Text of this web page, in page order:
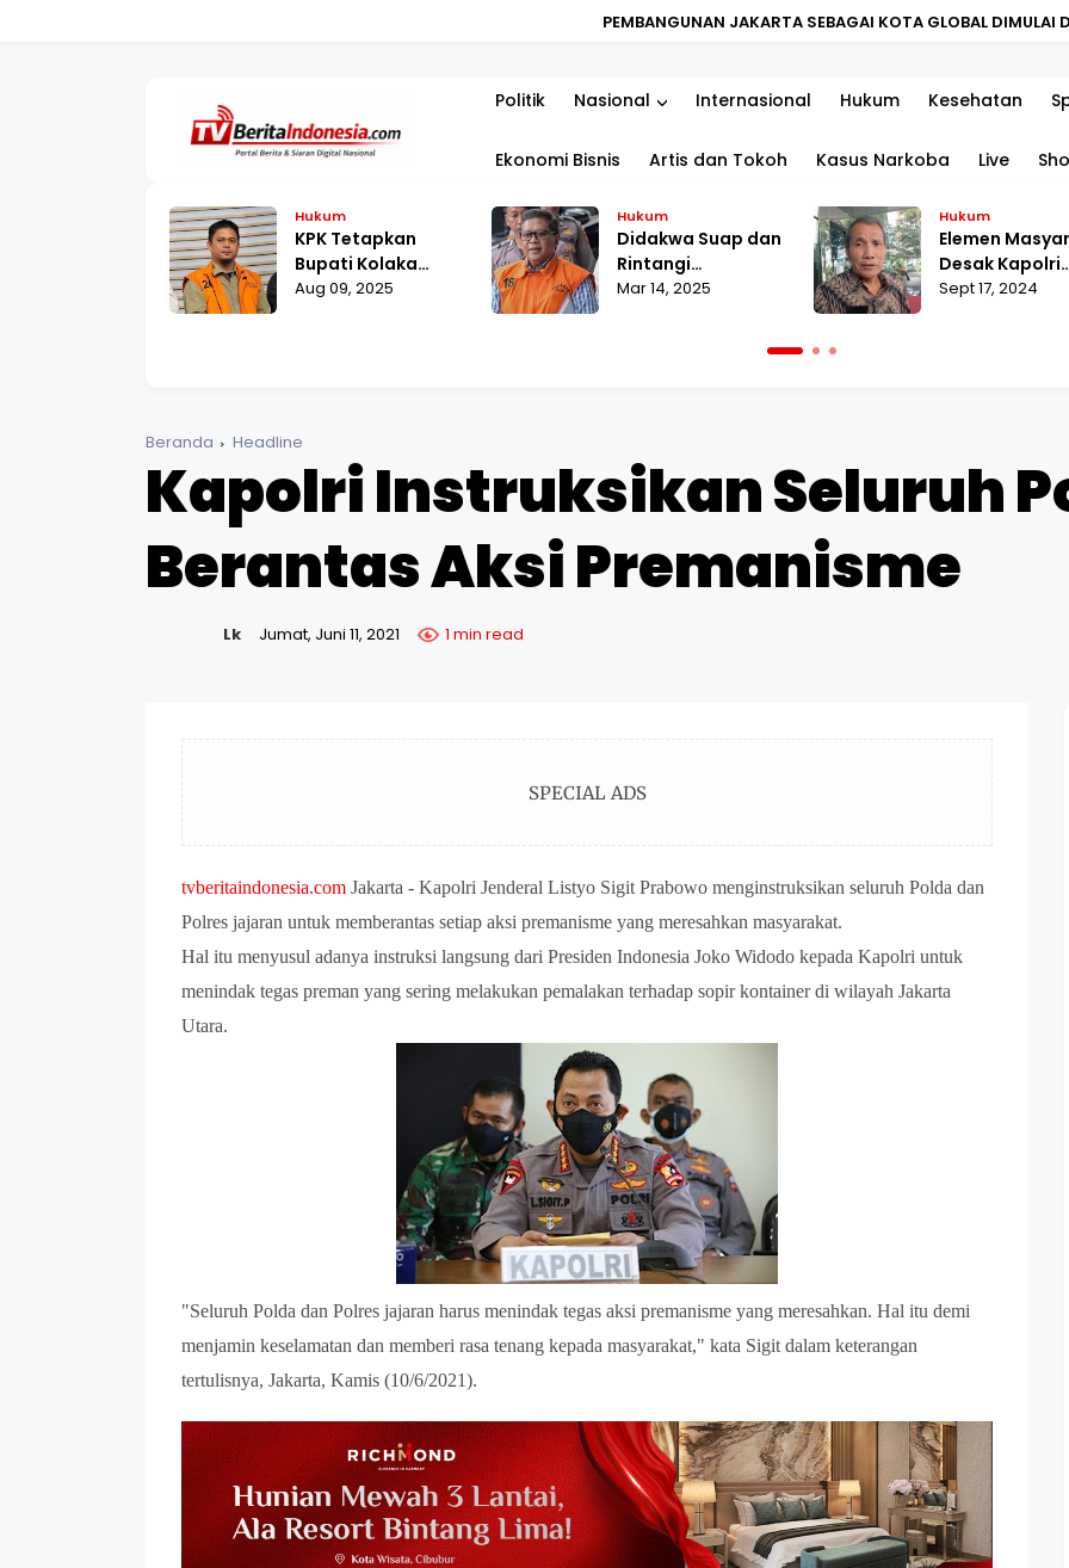
PEMBANGUNAN JAKARTA SEBAGAI KOTA GLOBAL DIMULAI DARI PENGUATAN
Politik Nasional Internasional Hukum Kesehatan
Ekonomi Bisnis Artis dan Tokoh Kasus Narkoba Live
Hukum
KPK Tetapkan
Bupati Kolaka
Timur sebagai
Aug 09, 2025
Hukum
Didakwa Suap dan
Rintangi
Penyidikan, Hasto
Mar 14, 2025
Hukum
Elemen
Desak Kapolri
Tuntaskan
Sept 17, 2024
Beranda Headline
Kapolri Instruksikan Seluruh
Berantas Aksi Premanisme
Lk Jumat, Juni 11, 2021 1 min read
SPECIAL ADS
tvberitaindonesia.com Jakarta - Kapolri Jenderal Listyo Sigit Prabowo menginstruksikan seluruh Polda dan
Polres jajaran untuk memberantas setiap aksi premanisme yang meresahkan masyarakat.
Hal itu menyusul adanya instruksi langsung dari Presiden Indonesia Joko Widodo kepada Kapolri untuk
menindak tegas preman yang sering melakukan pemalakan terhadap sopir kontainer di wilayah Jakarta
Utara.
"Seluruh Polda dan Polres jajaran harus menindak tegas aksi premanisme yang meresahkan. Hal itu demi
menjamin keselamatan dan memberi rasa tenang kepada masyarakat," kata Sigit dalam keterangan
tertulisnya, Jakarta, Kamis (10/6/2021).